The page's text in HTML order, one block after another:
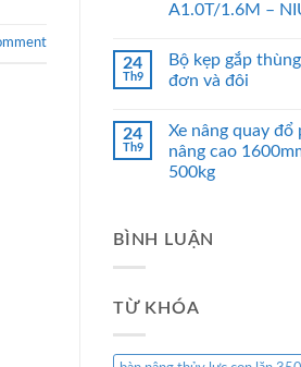
A1.0T/1.6M –
24
Th9
Bộ kẹp gắp
đơn và đôi
24
Th9
Xe nâng quay đổ
nâng cao
500kg
BÌNH LUẬN
TỪ KHÓA